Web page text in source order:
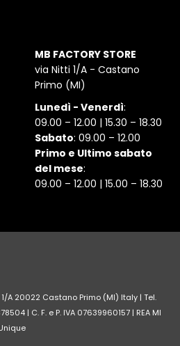
MB FACTORY STORE
via Nitti 1/A - Castano
Primo (MI)
Lunedì - Venerdì:
09.00 – 12.00 | 15.30 – 18.30
Sabato: 09.00 – 12.00
Primo e Ultimo sabato
del mese:
09.00 – 12.00 | 15.00 – 18.30
A 20022 Castano Primo (MI) Italy | Tel.
| C. F. e P. IVA 07639960157 | REA MI